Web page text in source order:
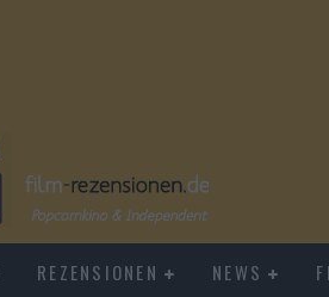
REZENSIONEN NEWS